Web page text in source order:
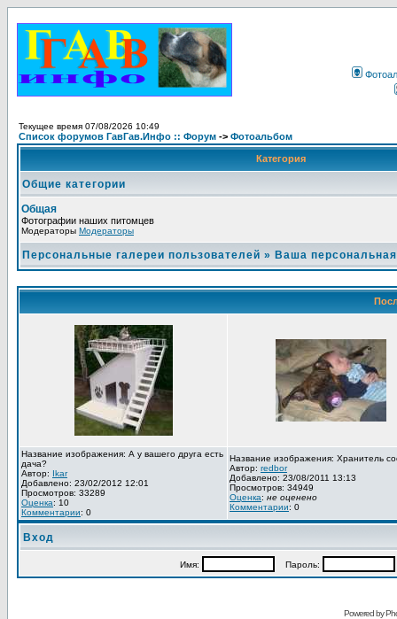
Текущее время 07/08/2026 10:49
Список форумов ГавГав.Инфо :: Форум -> Фотоальбом
Категория
Общие категории
Общая
Фотографии наших питомцев
Модераторы Модераторы
Персональные галереи пользователей » Ваша
Название изображения: А у вашего друга есть
дача?
Автор: Ikar
Добавлено: 23/02/2012 12:01
Просмотров: 33289
Оценка: 10
Комментарии: 0
Название изображения: Хранитель
Автор: redbor
Добавлено: 23/08/2011 13:13
Просмотров: 34949
Оценка: не оценено
Комментарии: 0
Вход
Имя: Пароль:
Powered by